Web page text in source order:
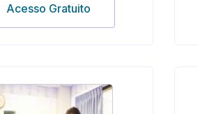
Acesso Gratuito